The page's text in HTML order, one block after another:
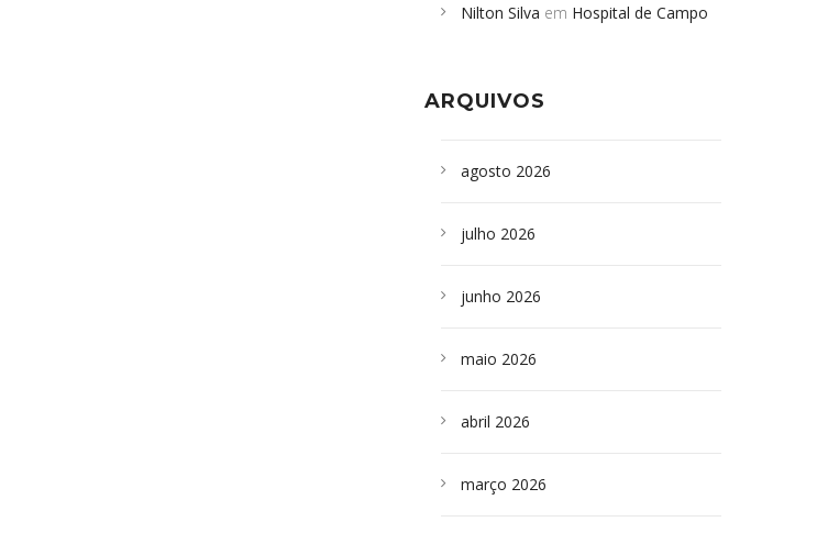
desabamento em São Paulo - Revista
sepultados em SP
Nilton Silva em Hospital de Campo
ARQUIVOS
agosto 2026
julho 2026
junho 2026
maio 2026
abril 2026
março 2026